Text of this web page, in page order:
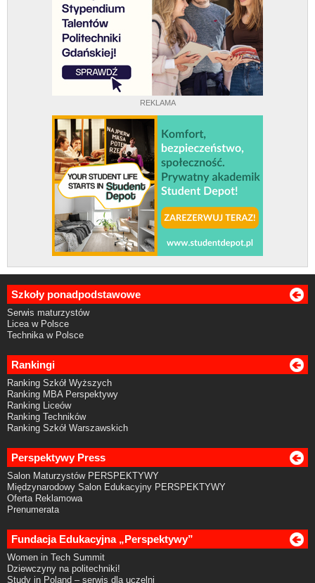
REKLAMA
Szkoły ponadpodstawowe
Serwis maturzystów
Licea w Polsce
Technika w Polsce
Rankingi
Ranking Szkół Wyższych
Ranking MBA Perspektywy
Ranking Liceów
Ranking Techników
Ranking Szkół Warszawskich
Perspektywy Press
Salon Maturzystów PERSPEKTYWY
Międzynarodowy Salon Edukacyjny PERSPEKTYWY
Oferta Reklamowa
Prenumerata
Fundacja Edukacyjna „Perspektywy”
Women in Tech Summit
Dziewczyny na politechniki!
Study in Poland – serwis dla uczelni